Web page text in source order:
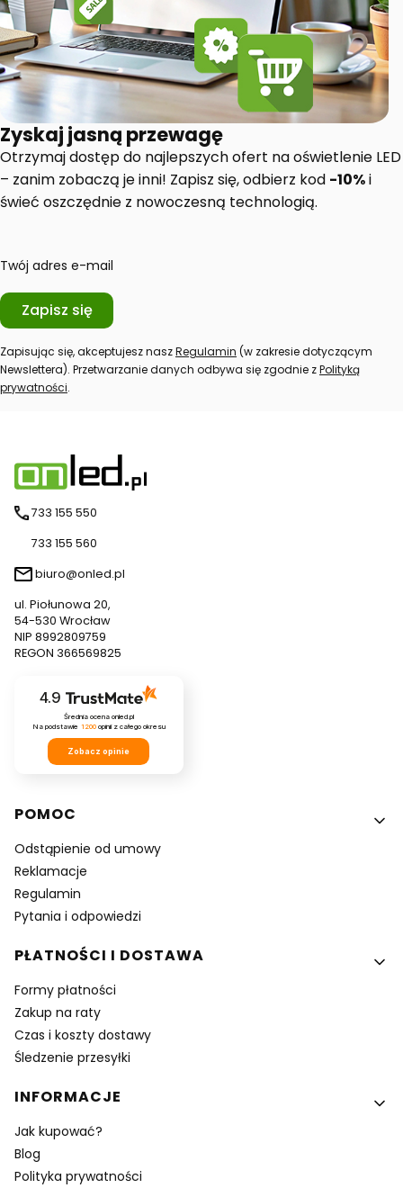
Zyskaj jasną przewagę
Otrzymaj dostęp do najlepszych ofert na oświetlenie LED
– zanim zobaczą je inni! Zapisz się, odbierz kod -10%i
świeć oszczędnie z nowoczesną technologią.
Twój adres e-mail
Zapisz się
Zapisując się, akceptujesz naszRegulamin (w zakresie dotyczącym
Newslettera). Przetwarzanie danych odbywa się zgodnie zPolityką
prywatności.
733 155 550
733 155 560
biuro@onled.pl
ul. Piołunowa 20,
54-530 Wrocław
NIP 8992809759
REGON 366569825
4.9
Średnia ocena onled.pl
Na podstawie 1200opinii z całego okresu
Zobacz opinie
Linki w stopce
POMOC
Odstąpienie od umowy
Reklamacje
Regulamin
Pytania i odpowiedzi
PŁATNOŚCI I DOSTAWA
Formy płatności
Zakup na raty
Czas i koszty dostawy
Śledzenie przesyłki
INFORMACJE
Jak kupować?
Blog
Polityka prywatności